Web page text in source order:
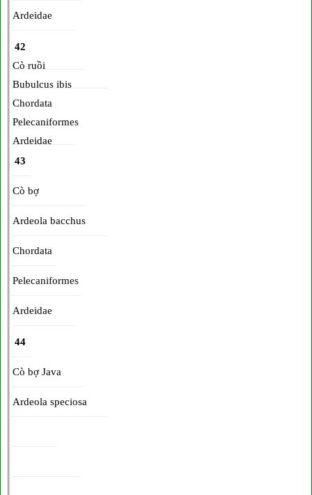
Ardeidae
42
Cò ruồi
Bubulcus ibis
Chordata
Pelecaniformes
Ardeidae
43
Cò bợ
Ardeola bacchus
Chordata
Pelecaniformes
Ardeidae
44
Cò bợ Java
Ardeola speciosa